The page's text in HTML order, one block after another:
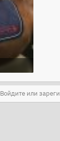
Войдите или